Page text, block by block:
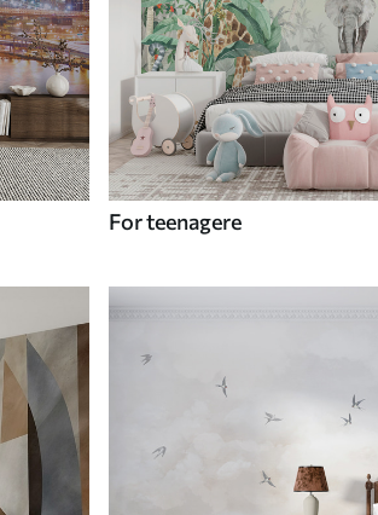
For teenagere